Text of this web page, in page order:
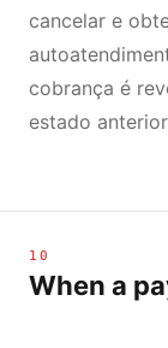
cancelar e
cobrança é
estado
10
When a